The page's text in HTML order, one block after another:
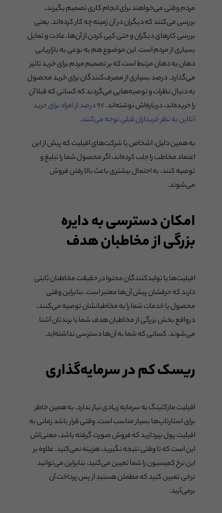
مردم وقتی می‌خواهند برای انجام کاری تصمیم بگیرند،
بررسی می‌کنند که دیگران در آن زمینه چه کار کرده‌اند. یعنی
بررسی کارهای دیگران و حتی کپی کردن از آن‌ها، عادت و تمایل
بسیاری از مردم است. این موضوع هم به نوعی به بازاریابی
دهان به دهان مرتبط است که بر تصمیم مردم برای خرید تاثیر
می‌گذارد. درصد بسیاری از مصرف‌کنندگان برای خرید محصول
به دنبال نظرات و توصیه‌هایی می‌گردند که کسانی که قبلا آن
را خریده‌اند، درباره‌اش نوشته‌اند.
۹۷ درصد از افراد برای خرید
آنلاین به نظر خریداران قبلی توجه می‌کنند.
به همین دلیل، اشخاص یا شرکت‌های افیلیت که پیش از این
اعتماد مخاطب را جلب کرده‌اند، اگر محصول شما را تبلیغ و
توصیه کنند، به احتمال بیشتری باعث بالا رفتن فروش
می‌شوند.
امکان دسترسی به دایره
بزرگی از مخاطبان هدف
افیلیت‌ها یا تولیدکنندگان محتوا در حقیقت مخاطبان ثابتی
دارند که حرفشان پیش آن‌ها معتبر است. بنابراین وقتی
محصول یا خدمات شما را به مخاطبانشان توصیه می‌کنند،
درواقع بخش بزرگی از مخاطبان هدف شما با برندتان آشنا
می‌شوند. کسانی که شما به آن‌ها دسترسی نداشته‌اید.
ریسک کم در سرمایه‌گذاری
افیلیت مارکتینگ به سرمایه زیادی نیاز ندارد. به همین خاطر
برای استارتاپ‌ها بسیار مناسب است. وقتی قرار باشد زمانی به
افیلیت پول بپردازید که فروش صورت گرفته باشد،‌ معنی‌اش
این است که تا وقتی نتیجه نگیرید، هزینه نمی‌کنید. علاوه بر
این نرخ کمیسیون را شما تعیین می‌کنید، بنابراین می‌توانید
نرخی تعیین کنید که مطمئن هستید از پس پرداخت آن
برمی‌آیید.